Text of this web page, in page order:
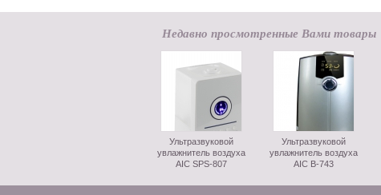
Недавно просмотренные Вами товары
Ультразвуковой
увлажнитель воздуха
AIC SPS-807
Ультразвуковой
увлажнитель воздуха
AIC B-743